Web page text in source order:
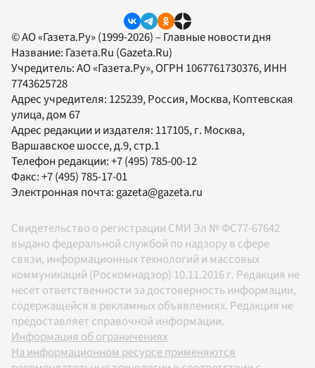
© АО «Газета.Ру» (1999-2026) – Главные новости дня
Название: Газета.Ru (Gazeta.Ru)
Учредитель:АО «Газета.Ру», ОГРН 1067761730376, ИНН
7743625728
Адрес учредителя: 125239, Россия, Москва, Коптевская
улица, дом 67
Адрес редакции и издателя: 117105, г. Москва,
Варшавское шоссе, д.9, стр.1
Телефон редакции:+7 (495) 785-00-12
Факс:+7 (495) 785-17-01
Электронная почта: gazeta@gazeta.ru
Свидетельство о регистрации СМИ Эл № ФС77-67642
выдано федеральной службой по надзору в сфере
связи, информационных технологий и массовых
коммуникаций (Роскомнадзор) 10.11.2016 г. Редакция не
несет ответственности за достоверность информации,
содержащейся в рекламных объявлениях. Редакция не
предоставляет справочной информации.
Информация об ограничениях
На информационном ресурсе применяются